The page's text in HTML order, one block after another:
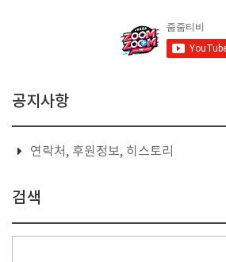
공지사항
연락처, 후원정보, 히스토리
검색